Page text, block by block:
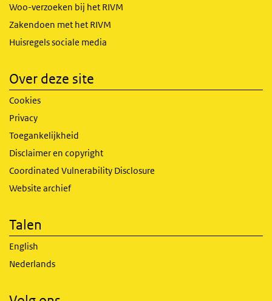
Woo-verzoeken bij het RIVM
Zakendoen met het RIVM
Huisregels sociale media
Over deze site
Cookies
Privacy
Toegankelijkheid
Disclaimer en copyright
Coordinated Vulnerability Disclosure
Website archief
Talen
English
Nederlands